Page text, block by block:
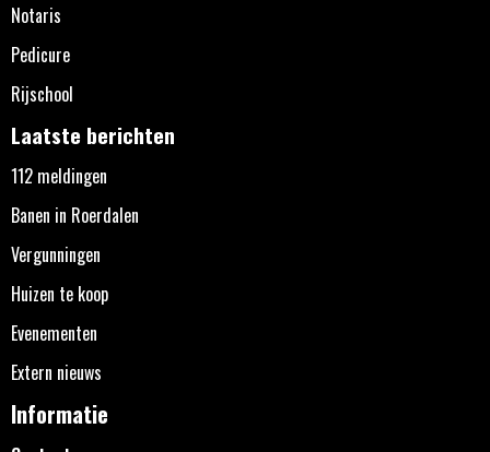
Notaris
Pedicure
Rijschool
Laatste berichten
112 meldingen
Banen in Roerdalen
Vergunningen
Huizen te koop
Evenementen
Extern nieuws
Informatie